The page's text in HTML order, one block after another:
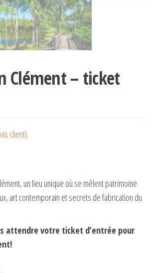
Clément – ticket
client)
un lieu unique où se mêlent patrimoine
art contemporain et secrets de fabrication du
attendre votre ticket d’entrée pour